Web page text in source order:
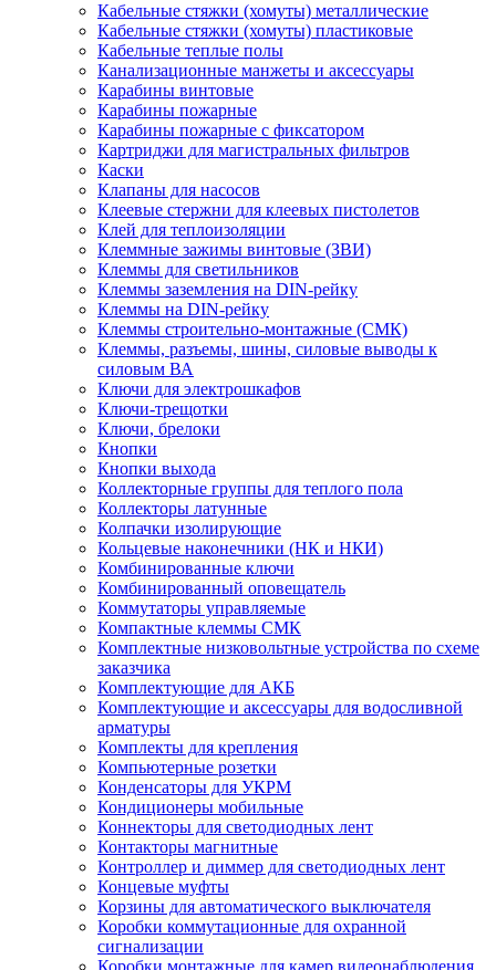
Кабельные стяжки (хомуты) металлические
Кабельные стяжки (хомуты) пластиковые
Кабельные теплые полы
Канализационные манжеты и аксессуары
Карабины винтовые
Карабины пожарные
Карабины пожарные с фиксатором
Картриджи для магистральных фильтров
Каски
Клапаны для насосов
Клеевые стержни для клеевых пистолетов
Клей для теплоизоляции
Клеммные зажимы винтовые (ЗВИ)
Клеммы для светильников
Клеммы заземления на DIN-рейку
Клеммы на DIN-рейку
Клеммы строительно-монтажные (СМК)
Клеммы, разъемы, шины, силовые выводы к
силовым ВА
Ключи для электрошкафов
Ключи-трещотки
Ключи, брелоки
Кнопки
Кнопки выхода
Коллекторные группы для теплого пола
Коллекторы латунные
Колпачки изолирующие
Кольцевые наконечники (НК и НКИ)
Комбинированные ключи
Комбинированный оповещатель
Коммутаторы управляемые
Компактные клеммы СМК
Комплектные низковольтные устройства по схеме
заказчика
Комплектующие для АКБ
Комплектующие и аксессуары для водосливной
арматуры
Комплекты для крепления
Компьютерные розетки
Конденсаторы для УКРМ
Кондиционеры мобильные
Коннекторы для светодиодных лент
Контакторы магнитные
Контроллер и диммер для светодиодных лент
Концевые муфты
Корзины для автоматического выключателя
Коробки коммутационные для охранной
сигнализации
Коробки монтажные для камер видеонаблюдения